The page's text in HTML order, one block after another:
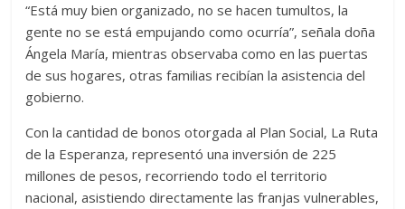
“Está muy bien organizado, no se hacen tumultos, la
gente no se está empujando como ocurría”, señala doña
Ángela María, mientras observaba como en las puertas
de sus hogares, otras familias recibían la asistencia del
gobierno.
Con la cantidad de bonos otorgada al Plan Social, La Ruta
de la Esperanza, representó una inversión de 225
millones de pesos, recorriendo todo el territorio
nacional, asistiendo directamente las franjas vulnerables,